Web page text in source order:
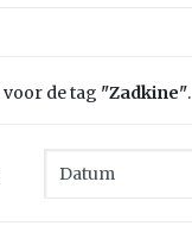
voor de tag "Zadkine".